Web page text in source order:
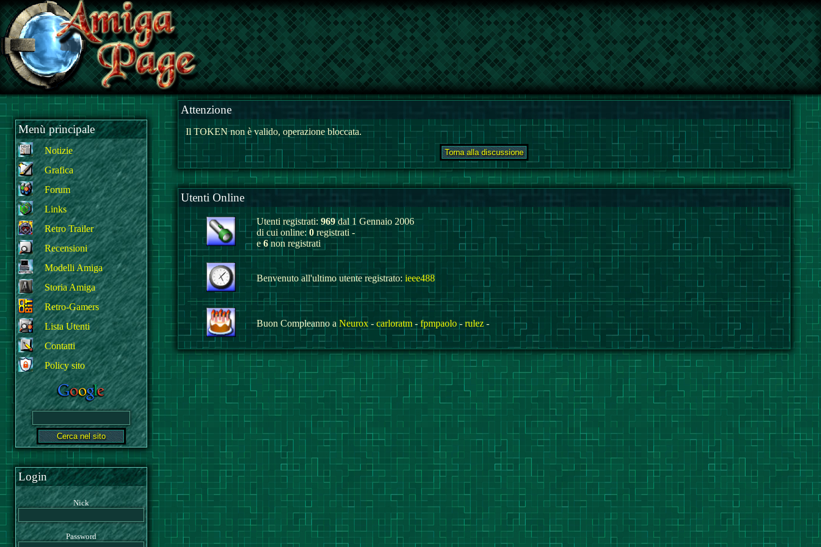
Menù principale
Notizie
Grafica
Forum
Links
Retro Trailer
Recensioni
Modelli Amiga
Storia Amiga
Retro-Gamers
Lista Utenti
Contatti
Policy sito
Login
Nick
Password
Attenzione
Il TOKEN non è valido, operazione bloccata.
Utenti Online
Utenti registrati: 969dal 1 Gennaio 2006
di cui online: 0 registrati -
e6non registrati
Benvenuto all'ultimo utente registrato: ieee488
Buon Compleanno a Neurox - carloratm - fpmpaolo- rulez -